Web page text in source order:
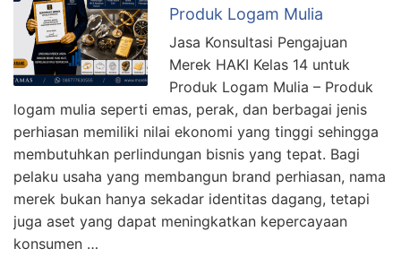
Produk Logam Mulia
Jasa Konsultasi Pengajuan
Merek HAKI Kelas 14 untuk
Produk Logam Mulia – Produk
logam mulia seperti emas, perak, dan berbagai jenis
perhiasan memiliki nilai ekonomi yang tinggi sehingga
membutuhkan perlindungan bisnis yang tepat. Bagi
pelaku usaha yang membangun brand perhiasan, nama
merek bukan hanya sekadar identitas dagang, tetapi
juga aset yang dapat meningkatkan kepercayaan
konsumen …